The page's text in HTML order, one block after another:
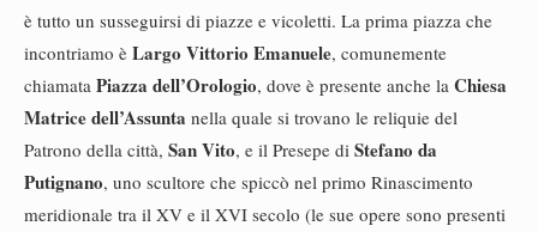
è tutto un susseguirsi di piazze e vicoletti. La prima piazza che
incontriamo è Largo Vittorio Emanuele, comunemente
chiamata Piazza dell’Orologio, dove è presente anche la Chiesa
Matrice dell’Assunta nella quale si trovano le reliquie del
Patrono della città, San Vito, e il Presepe di Stefano da
Putignano, uno scultore che spiccò nel primo Rinascimento
meridionale tra il XV e il XVI secolo (le sue opere sono presenti